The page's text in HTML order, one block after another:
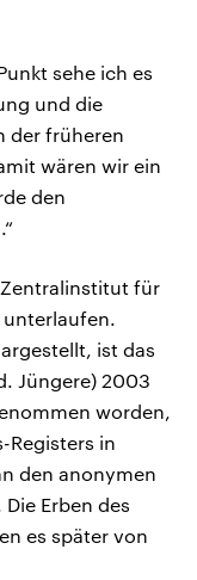
sehe ich es
und die
der früheren
wären wir ein
den
Zentralinstitut für
ist das
Jüngere) 2003
worden,
Registers in
den anonymen
Erben des
es später von